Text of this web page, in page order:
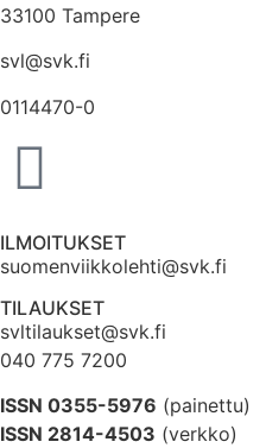
33100 Tampere
svl@svk.fi
0114470-0
ILMOITUKSET
suomenviikkolehti@svk.fi
TILAUKSET
svltilaukset@svk.fi
040 775 7200
ISSN 0355-5976 (painettu)
ISSN 2814-4503 (verkko)